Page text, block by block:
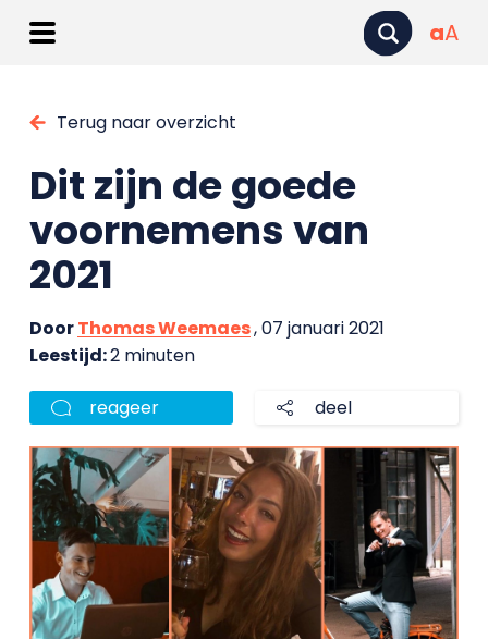
aA
Terug naar overzicht
Dit zijn de goede
voornemens van
2021
DoorThomas Weemaes, 07 januari 2021
Leestijd:2 minuten
reageer deel